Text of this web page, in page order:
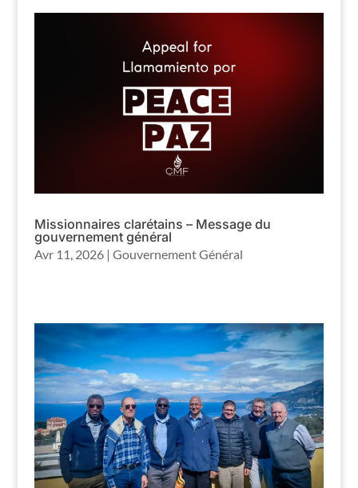
Missionnaires clarétains – Message du
gouvernement général
Avr 11, 2026| Gouvernement Général